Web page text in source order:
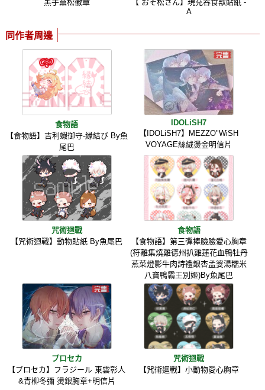
黑手黨松徽章
【 おそ松さん】現充吞食獸貼紙 -
A
同作者周邊
食物語
【食物語】吉利蝦御守-縁結び By魚
尾巴
IDOLiSH7
【IDOLiSH7】MEZZO"WiSH
VOYAGE絲絨燙金明信片
咒術迴戰
【咒術迴戰】動物貼紙 By魚尾巴
食物語
【食物語】第三彈捧臉臉愛心胸章
(符離集燒雞德州扒雞蓮花血鴨牡丹
燕菜燈影牛肉詩禮銀杏孟婆湯糯米
八寶鴨霸王別姬)By魚尾巴
プロセカ
【プロセカ】フラジール 東雲彰人
&青柳冬彌 燙銀胸章+明信片
咒術迴戰
【咒術迴戰】小動物愛心胸章